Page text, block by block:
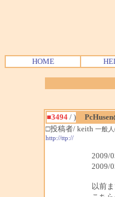
HOME
■3494/ )
□投稿者/ keith 一般
http://ttp://
2009/
2009/
以前